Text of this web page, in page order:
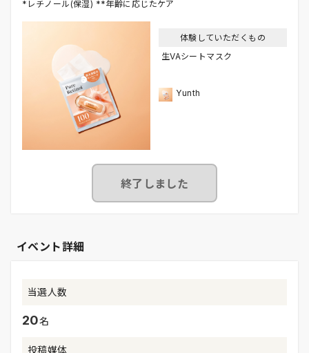
*レチノール(保湿) **年齢に応じたケア
体験していただくもの
生VAシートマスク
Yunth
終了しました
イベント詳細
当選人数
20名
投稿媒体